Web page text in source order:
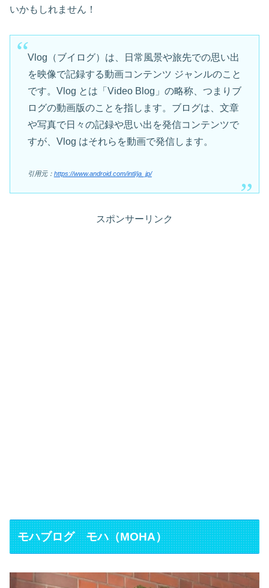
いかもしれません！
Vlog（ブイログ）は、日常風景や旅先での思い出
を映像で記録する動画コンテンツ ジャンルのこと
です。Vlog とは「Video Blog」の略称、つまりブ
ログの動画版のことを指します。ブログは、文章
や写真で日々の記録や思い出を発信コンテンツで
すが、Vlog はそれらを動画で発信します。
引用元： https://www.android.com/intl/ja_jp/
スポンサーリンク
モハブログ モハ（MOHA）